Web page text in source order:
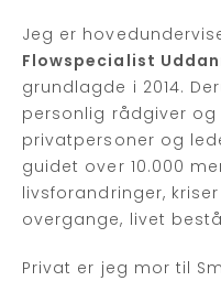
Jeg er
Flowspecialist
grundlagde i 2014.
personlig rådgiver
privatpersoner og
guidet over 10.000
livsforandringer,
overgange, livet
Privat er jeg mor til